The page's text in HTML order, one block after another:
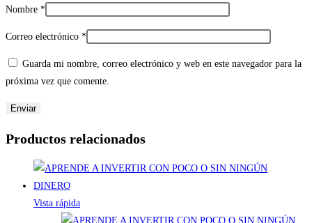
Nombre *
Correo electrónico *
Guarda mi nombre, correo electrónico y web en este navegador para la
próxima vez que comente.
Productos relacionados
Vista rápida